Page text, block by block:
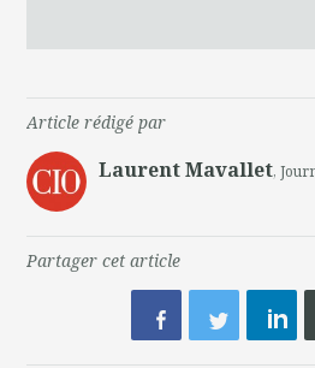
Article rédigé par
Laurent Mavallet,
Partager cet article